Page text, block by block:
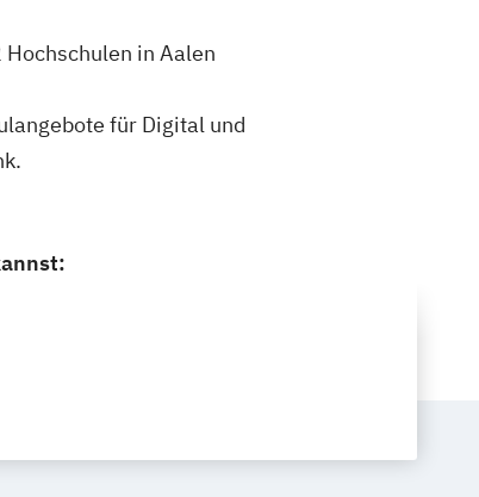
in Aalen
für Digital und